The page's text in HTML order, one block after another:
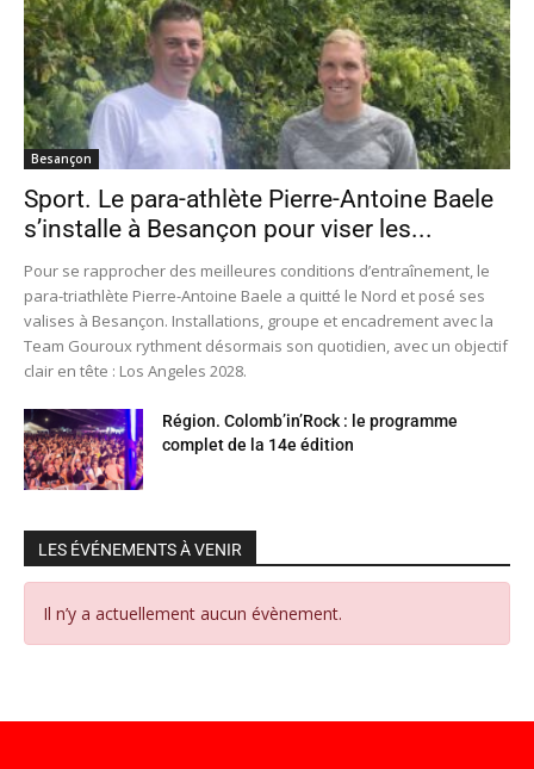
Besançon
Sport. Le para-athlète Pierre-Antoine Baele
s’installe à Besançon pour viser les...
Pour se rapprocher des meilleures conditions d’entraînement, le
para-triathlète Pierre-Antoine Baele a quitté le Nord et posé ses
valises à Besançon. Installations, groupe et encadrement avec la
Team Gouroux rythment désormais son quotidien, avec un objectif
clair en tête : Los Angeles 2028.
Région. Colomb’in’Rock : le programme
complet de la 14e édition
LES ÉVÉNEMENTS À VENIR
Il n’y a actuellement aucun évènement.